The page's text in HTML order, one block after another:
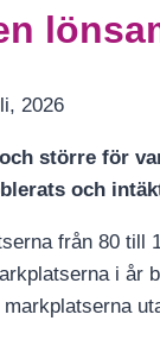
2026
större för
och
från 80
i år